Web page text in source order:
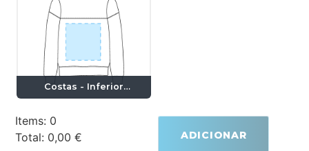
Costas - Inferior
(27x19cm)
Items: 0
Total: 0,00 €
ADICIONAR